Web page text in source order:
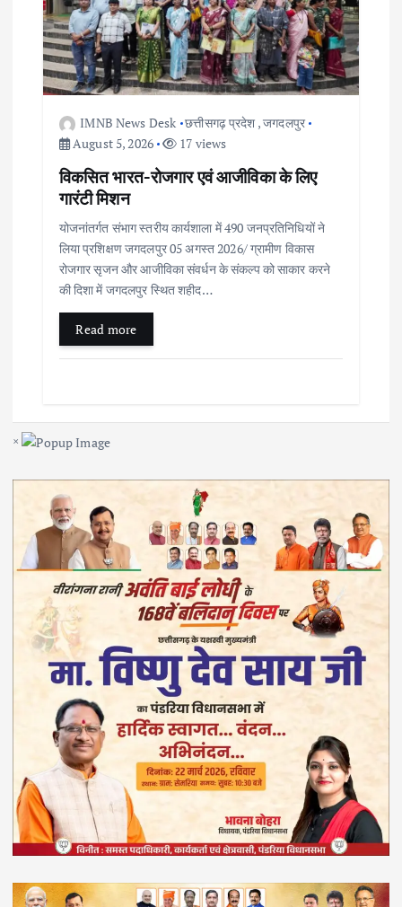
IMNB News Desk छत्तीसगढ़ प्रदेश ,जगदलपुर
August 5, 2026
17 views
विकसित भारत-रोजगार एवं आजीविका के लिए
गारंटी मिशन
योजनांतर्गत संभाग स्तरीय कार्यशाला में 490 जनप्रतिनिधियों ने
लिया प्रशिक्षण जगदलपुर 05 अगस्त 2026/ ग्रामीण विकास
रोजगार सृजन और आजीविका संवर्धन के संकल्प को साकार करने
की दिशा में जगदलपुर स्थित शहीद…
Read more
×